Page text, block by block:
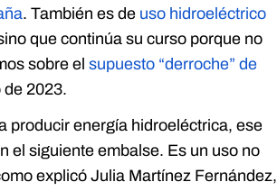
. También es de uso hidroeléctrico
que continúa su curso porque no
sobre elsupuesto “derroche” de
2023.
producir energía hidroeléctrica, ese
el siguiente embalse. Es un uso no
explicó Julia Martínez Fernández,